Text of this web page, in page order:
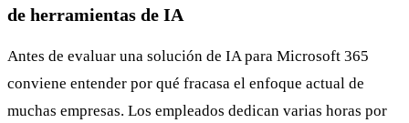
de herramientas de IA
Antes de evaluar una solución de IA para Microsoft 365
conviene entender por qué fracasa el enfoque actual de
muchas empresas. Los empleados dedican varias horas por